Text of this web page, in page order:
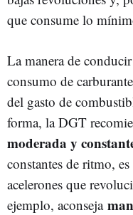
que consume lo
La manera de
consumo de
del gasto de
forma, la DGT
moderada y
constantes de ritmo,
acelerones que
ejemplo, aconseja